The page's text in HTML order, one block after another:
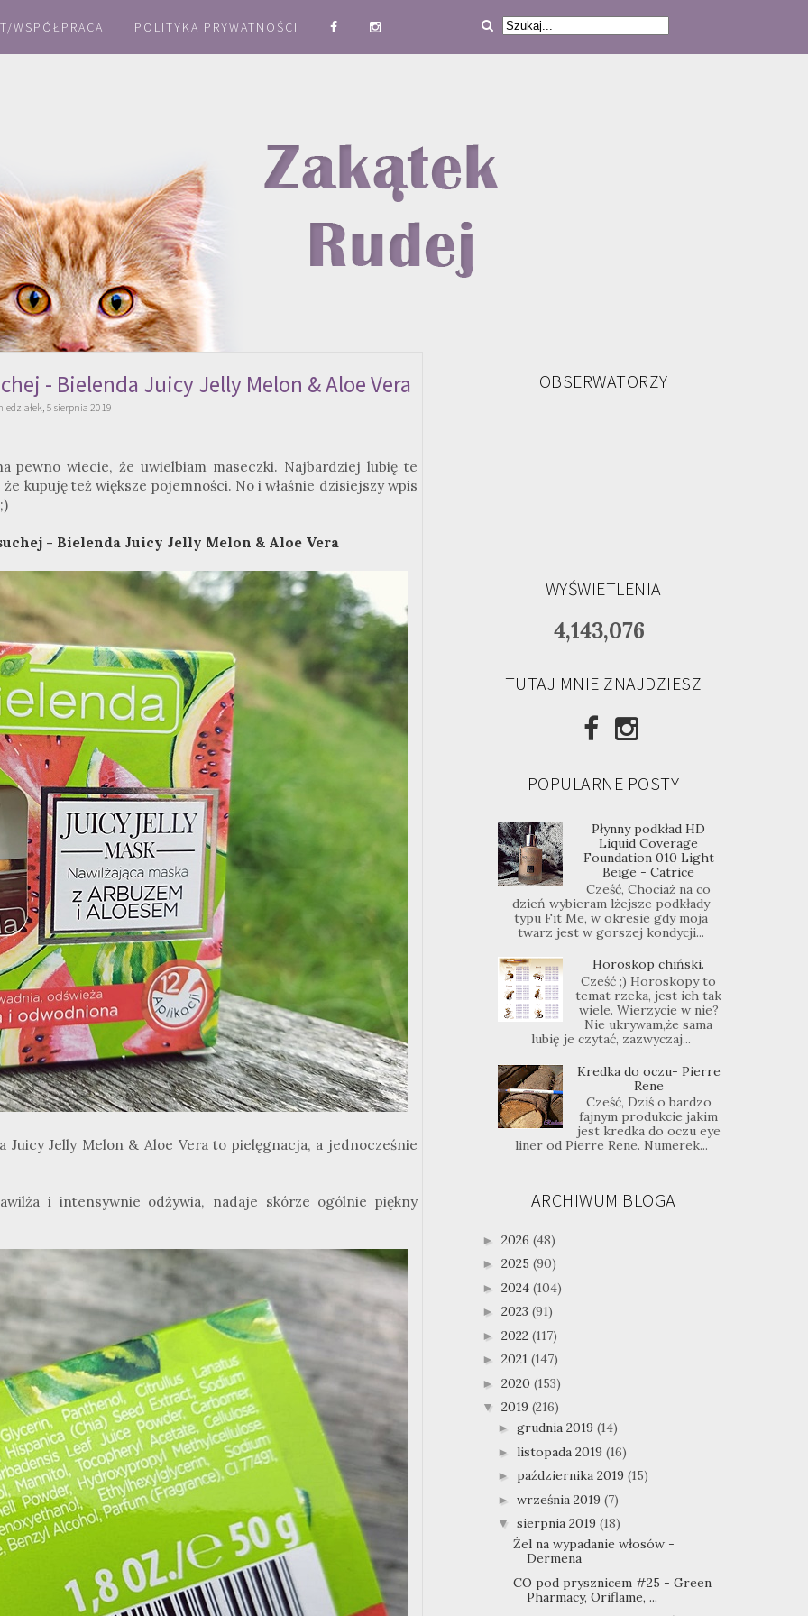
WSPÓŁPRACA POLITYKA PRYWATNOŚCI
- Bielenda Juicy Jelly Melon & Aloe Vera
5 sierpnia 2019
pewno wiecie, że uwielbiam maseczki. Najbardziej lubię te
kupuję też większe pojemności. No i właśnie dzisiejszy wpis
- Bielenda Juicy Jelly Melon & Aloe Vera
Juicy Jelly Melon & Aloe Vera to pielęgnacja, a jednocześnie
i intensywnie odżywia, nadaje skórze ogólnie piękny
OBSERWATORZY
WYŚWIETLENIA
4,143,076
TUTAJ MNIE ZNAJDZIESZ
POPULARNE POSTY
Płynny podkład HD
Liquid Coverage
Foundation 010 Light
Beige - Catrice
Cześć, Chociaż na co
dzień wybieram lżejsze podkłady
typu Fit Me, w okresie gdy moja
twarz jest w gorszej kondycji...
Horoskop chiński.
Cześć ;) Horoskopy to
temat rzeka, jest ich tak
wiele. Wierzycie w nie?
Nie ukrywam,że sama
lubię je czytać, zazwyczaj...
Kredka do oczu- Pierre
Rene
Cześć, Dziś o bardzo
fajnym produkcie jakim
jest kredka do oczu eye
liner od Pierre Rene. Numerek...
ARCHIWUM BLOGA
► 2026 (48)
► 2025 (90)
► 2024 (104)
► 2023 (91)
► 2022 (117)
► 2021 (147)
► 2020 (153)
▼ 2019 (216)
► grudnia 2019 (14)
► listopada 2019 (16)
► października 2019 (15)
► września 2019 (7)
▼ sierpnia 2019 (18)
Żel na wypadanie włosów -
Dermena
CO pod prysznicem #25 - Green
Pharmacy, Oriflame, ...